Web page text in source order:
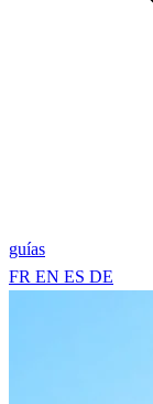
guías
FR EN ES DE